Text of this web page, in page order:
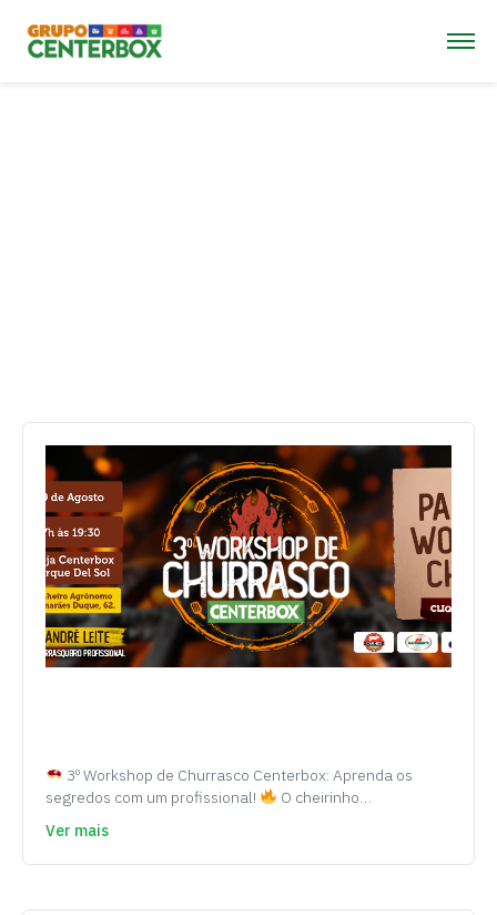
3º Workshop de Churrasco Centerbox: Aprenda os
segredos com um profissional!
O cheirinho…
Ver mais